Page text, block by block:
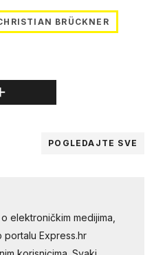
BRÜCKNER
POGLEDAJTE SVE
elektroničkim medijima,
portalu Express.hr